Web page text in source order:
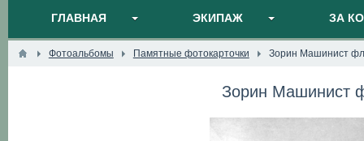
ГЛАВНАЯ ЭКИПАЖ ЗА
Фотоальбомы Памятные фотокарточки Зорин Машинист
Зорин Машинист